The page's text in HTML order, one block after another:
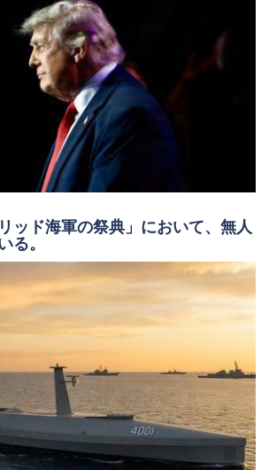
ッド海軍の祭典」において、無人
る。